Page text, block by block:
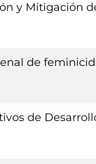
y Mitigación
de
de